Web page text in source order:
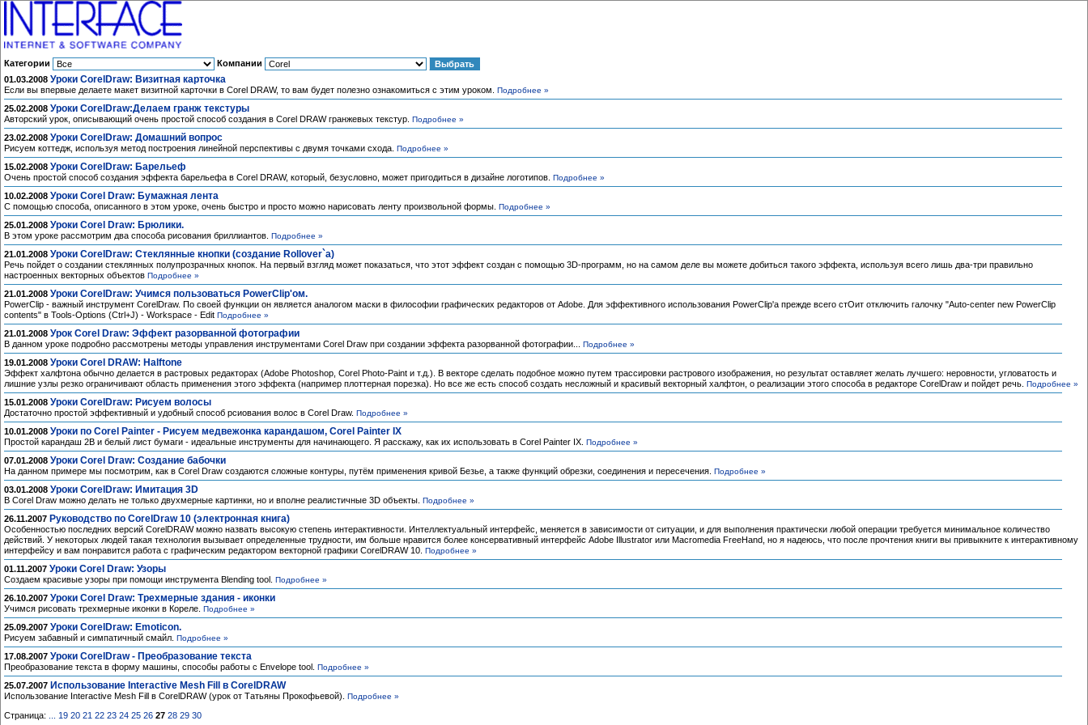
Категории
Компании
01.03.2008 Уроки CorelDraw: Визитная карточка
Если вы впервые делаете макет визитной карточки в Corel DRAW, то вам будет полезно ознакомиться с этим уроком. Подробнее »
25.02.2008 Уроки CorelDraw:Делаем гранж текстуры
Авторский урок, описывающий очень простой способ создания в Corel DRAW гранжевых текстур. Подробнее »
23.02.2008 Уроки CorelDraw: Домашний вопрос
Рисуем коттедж, используя метод построения линейной перспективы с двумя точками схода. Подробнее »
15.02.2008 Уроки CorelDraw: Барельеф
Очень простой способ создания эффекта барельефа в Corel DRAW, который, безусловно, может пригодиться в дизайне логотипов. Подробнее »
10.02.2008 Уроки Corel Draw: Бумажная лента
С помощью способа, описанного в этом уроке, очень быстро и просто можно нарисовать ленту произвольной формы. Подробнее »
25.01.2008 Уроки Corel Draw: Брюлики.
В этом уроке рассмотрим два способа рисования бриллиантов. Подробнее »
21.01.2008 Уроки CorelDraw: Стеклянные кнопки (создание Rollover`а)
Речь пойдет о создании стеклянных полупрозрачных кнопок. На первый взгляд может показаться, что этот эффект создан с помощью 3D-программ, но на самом деле вы можете добиться такого эффекта, используя всего лишь два-три правильно
настроенных векторных объектов Подробнее »
21.01.2008 Уроки CorelDraw: Учимся пользоваться PowerClip'ом.
PowerClip - важный инструмент CorelDraw. По своей функции он является аналогом маски в философии графических редакторов от Adobe. Для эффективного использования PowerClip'a прежде всего стОит отключить галочку "Auto-center new PowerClip
contents" в Tools-Options (Ctrl+J) - Workspace - Edit Подробнее »
21.01.2008 Урок Corel Draw: Эффект разорванной фотографии
В данном уроке подробно рассмотрены методы управления инструментами Corel Draw при создании эффекта разорванной фотографии... Подробнее »
19.01.2008 Уроки Corel DRAW: Halftone
Эффект халфтона обычно делается в растровых редакторах (Adobe Photoshop, Corel Photo-Paint и т.д.). В векторе сделать подобное можно путем трассировки растрового изображения, но результат оставляет желать лучшего: неровности, угловатость и
лишние узлы резко ограничивают область применения этого эффекта (например плоттерная порезка). Но все же есть способ создать несложный и красивый векторный халфтон, о реализации этого способа в редакторе CorelDraw и пойдет речь. Подробнее »
15.01.2008 Уроки CorelDraw: Рисуем волосы
Достаточно простой эффективный и удобный способ рсиования волос в Corel Draw. Подробнее »
10.01.2008 Уроки по Corel Painter - Рисуем медвежонка карандашом, Corel Painter IX
Простой карандаш 2В и белый лист бумаги - идеальные инструменты для начинающего. Я расскажу, как их использовать в Corel Painter IX. Подробнее »
07.01.2008 Уроки Corel Draw: Создание бабочки
На данном примере мы посмотрим, как в Corel Draw создаются сложные контуры, путём применения кривой Безье, а также функций обрезки, соединения и пересечения. Подробнее »
03.01.2008 Уроки CorelDraw: Имитация 3D
В Corel Draw можно делать не только двухмерные картинки, но и вполне реалистичные 3D объекты. Подробнее »
26.11.2007 Руководство по CorelDraw 10 (электронная книга)
Особенностью последних версий CorelDRAW можно назвать высокую степень интерактивности. Интеллектуальный интерфейс, меняется в зависимости от ситуации, и для выполнения практически любой операции требуется минимальное количество
действий. У некоторых людей такая технология вызывает определенные трудности, им больше нравится более консервативный интерфейс Adobe Illustrator или Macromedia FreeHand, но я надеюсь, что после прочтения книги вы привыкните к интерактивному
интерфейсу и вам понравится работа с графическим редактором векторной графики CorelDRAW 10. Подробнее »
01.11.2007 Уроки Corel Draw: Узоры
Создаем красивые узоры при помощи инструмента Blending tool. Подробнее »
26.10.2007 Уроки Corel Draw: Трехмерные здания - иконки
Учимся рисовать трехмерные иконки в Кореле. Подробнее »
25.09.2007 Уроки CorelDraw: Emotiсon.
Рисуем забавный и симпатичный смайл. Подробнее »
17.08.2007 Уроки CorelDraw - Преобразование текста
Преобразование текста в форму машины, способы работы с Envelope tool. Подробнее »
25.07.2007 Использование Interactive Mesh Fill в CorelDRAW
Использование Interactive Mesh Fill в CorelDRAW (урок от Татьяны Прокофьевой). Подробнее »
Страница: 19 20 21 22 23 24 25 26 27 28 29 30